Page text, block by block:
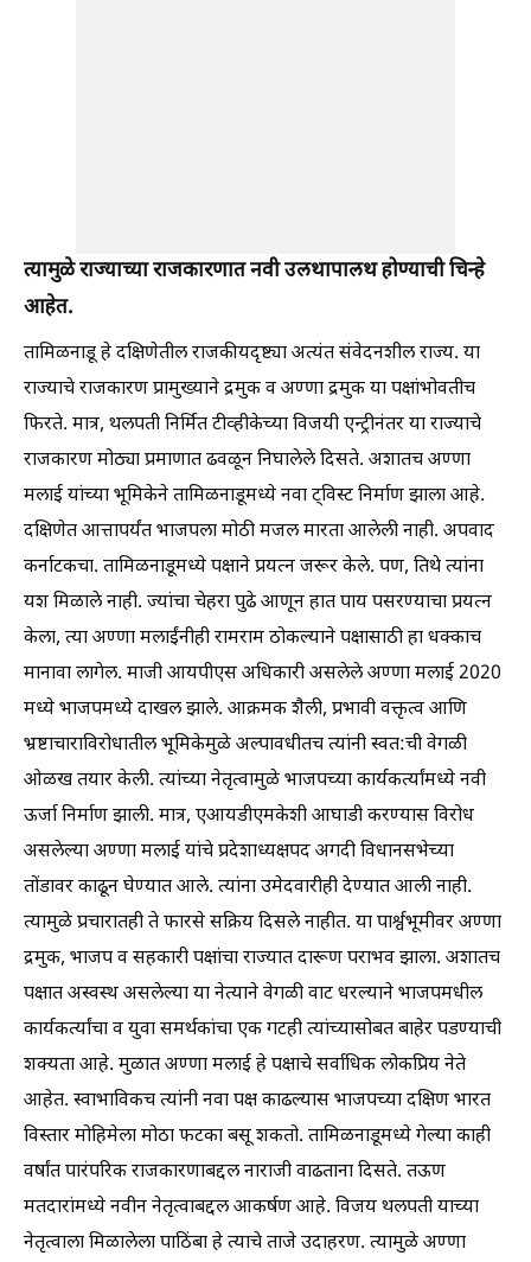
त्यामुळे राज्याच्या राजकारणात नवी उलथापालथ होण्याची चिन्हे
आहेत.
तामिळनाडू हे दक्षिणेतील राजकीयदृष्ट्या अत्यंत संवेदनशील राज्य. या
राज्याचे राजकारण प्रामुख्याने द्रमुक व अण्णा द्रमुक या पक्षांभोवतीच
फिरते. मात्र, थलपती निर्मित टीव्हीकेच्या विजयी एन्ट्रीनंतर या राज्याचे
राजकारण मोठ्या प्रमाणात ढवळून निघालेले दिसते. अशातच अण्णा
मलाई यांच्या भूमिकेने तामिळनाडूमध्ये नवा ट्विस्ट निर्माण झाला आहे.
दक्षिणेत आत्तापर्यंत भाजपला मोठी मजल मारता आलेली नाही. अपवाद
कर्नाटकचा. तामिळनाडूमध्ये पक्षाने प्रयत्न जरूर केले. पण, तिथे त्यांना
यश मिळाले नाही. ज्यांचा चेहरा पुढे आणून हात पाय पसरण्याचा प्रयत्न
केला, त्या अण्णा मलाईंनीही रामराम ठोकल्याने पक्षासाठी हा धक्काच
मानावा लागेल. माजी आयपीएस अधिकारी असलेले अण्णा मलाई 2020
मध्ये भाजपमध्ये दाखल झाले. आक्रमक शैली, प्रभावी वक्तृत्व आणि
भ्रष्टाचाराविरोधातील भूमिकेमुळे अल्पावधीतच त्यांनी स्वत:ची वेगळी
ओळख तयार केली. त्यांच्या नेतृत्वामुळे भाजपच्या कार्यकर्त्यांमध्ये नवी
ऊर्जा निर्माण झाली. मात्र, एआयडीएमकेशी आघाडी करण्यास विरोध
असलेल्या अण्णा मलाई यांचे प्रदेशाध्यक्षपद अगदी विधानसभेच्या
तोंडावर काढून घेण्यात आले. त्यांना उमेदवारीही देण्यात आली नाही.
त्यामुळे प्रचारातही ते फारसे सक्रिय दिसले नाहीत. या पार्श्वभूमीवर अण्णा
द्रमुक, भाजप व सहकारी पक्षांचा राज्यात दारूण पराभव झाला. अशातच
पक्षात अस्वस्थ असलेल्या या नेत्याने वेगळी वाट धरल्याने भाजपमधील
कार्यकर्त्यांचा व युवा समर्थकांचा एक गटही त्यांच्यासोबत बाहेर पडण्याची
शक्यता आहे. मुळात अण्णा मलाई हे पक्षाचे सर्वाधिक लोकप्रिय नेते
आहेत. स्वाभाविकच त्यांनी नवा पक्ष काढल्यास भाजपच्या दक्षिण भारत
विस्तार मोहिमेला मोठा फटका बसू शकतो. तामिळनाडूमध्ये गेल्या काही
वर्षांत पारंपरिक राजकारणाबद्दल नाराजी वाढताना दिसते. तऊण
मतदारांमध्ये नवीन नेतृत्वाबद्दल आकर्षण आहे. विजय थलपती याच्या
नेतृत्वाला मिळालेला पाठिंबा हे त्याचे ताजे उदाहरण. त्यामुळे अण्णा